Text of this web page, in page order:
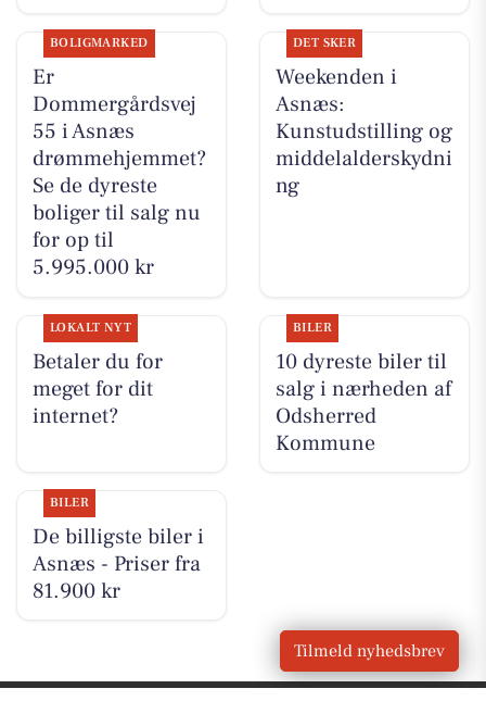
BOLIGMARKED
Er
Dommergårdsvej
55 i Asnæs
drømmehjemmet?
Se de dyreste
boliger til salg nu
for op til
5.995.000 kr
DET SKER
Weekenden i
Asnæs:
Kunstudstilling og
middelalderskydni
ng
LOKALT NYT
Betaler du for
meget for dit
internet?
BILER
10 dyreste biler til
salg i nærheden af
Odsherred
Kommune
BILER
De billigste biler i
Asnæs - Priser fra
81.900 kr
Tilmeld nyhedsbrev